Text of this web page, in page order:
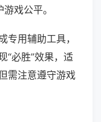
戏公平。
专用辅助工具，
“必胜”效果，适
需注意遵守游戏